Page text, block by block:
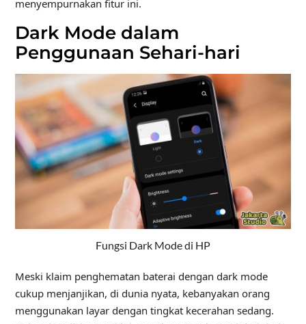
menyempurnakan fitur ini.
Dark Mode dalam
Penggunaan Sehari-hari
Fungsi Dark Mode di HP
Meski klaim penghematan baterai dengan dark mode
cukup menjanjikan, di dunia nyata, kebanyakan orang
menggunakan layar dengan tingkat kecerahan sedang.